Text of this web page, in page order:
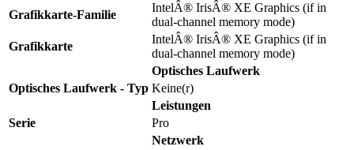
Grafikkarte-Familie
IntelÂ® IrisÂ® XE Graphics (if in
dual-channel memory mode)
Grafikkarte
IntelÂ® IrisÂ® XE Graphics (if in
dual-channel memory mode)
Optisches Laufwerk
Optisches Laufwerk - Typ Keine(r)
Leistungen
Serie
Pro
Netzwerk